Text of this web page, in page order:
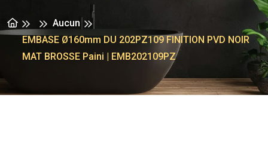
Aucun
EMBASE Ø160mm DU 202PZ109 FINITION PVD NOIR
MAT BROSSE Paini | EMB202109PZ